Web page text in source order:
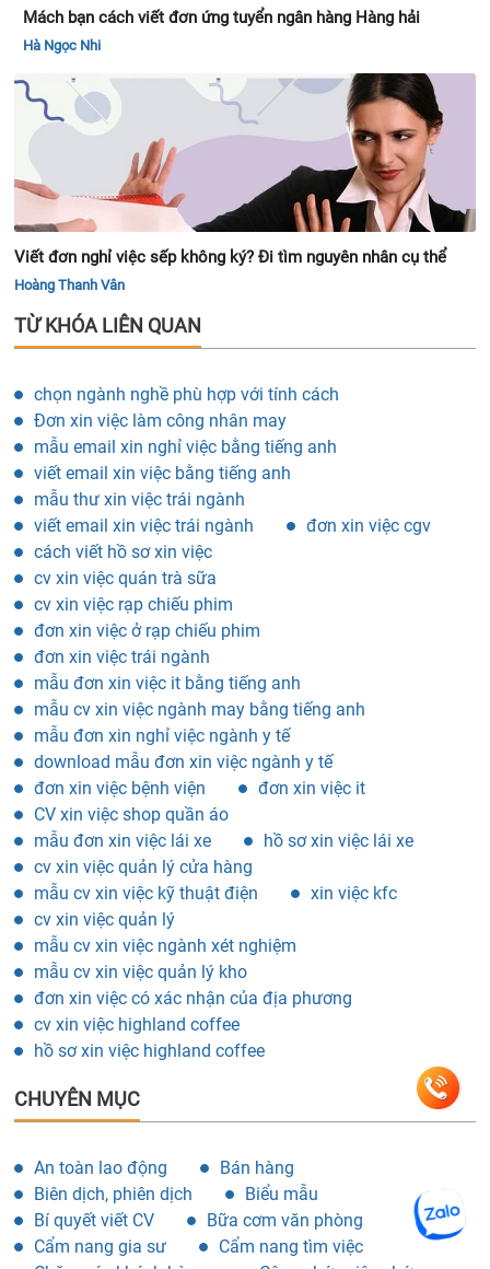
Mách bạn cách viết đơn ứng tuyển ngân hàng Hàng hải
Hà Ngọc Nhi
Viết đơn nghỉ việc sếp không ký? Đi tìm nguyên nhân cụ thể
Hoàng Thanh Vân
TỪ KHÓA LIÊN QUAN
chọn ngành nghề phù hợp với tính cách
Đơn xin việc làm công nhân may
mẫu email xin nghỉ việc bằng tiếng anh
viết email xin việc bằng tiếng anh
mẫu thư xin việc trái ngành
viết email xin việc trái ngành
đơn xin việc cgv
cách viết hồ sơ xin việc
cv xin việc quán trà sữa
cv xin việc rạp chiếu phim
đơn xin việc ở rạp chiếu phim
đơn xin việc trái ngành
mẫu đơn xin việc it bằng tiếng anh
mẫu cv xin việc ngành may bằng tiếng anh
mẫu đơn xin nghỉ việc ngành y tế
download mẫu đơn xin việc ngành y tế
đơn xin việc bệnh viện
đơn xin việc it
CV xin việc shop quần áo
mẫu đơn xin việc lái xe
hồ sơ xin việc lái xe
cv xin việc quản lý cửa hàng
mẫu cv xin việc kỹ thuật điện
xin việc kfc
cv xin việc quản lý
mẫu cv xin việc ngành xét nghiệm
mẫu cv xin việc quản lý kho
đơn xin việc có xác nhận của địa phương
cv xin việc highland coffee
hồ sơ xin việc highland coffee
CHUYÊN MỤC
An toàn lao động
Bán hàng
Biên dịch, phiên dịch
Biểu mẫu
Bí quyết viết CV
Bữa cơm văn phòng
Cẩm nang gia sư
Cẩm nang tìm việc